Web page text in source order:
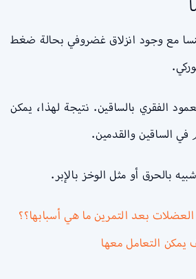
مع وجود انزلاق غضروفي بحالة ضغط
الفقري بالساقين. نتيجة لهذا، يمكن
في الساقين والقدمين.
بالحرق أو مثل الوخز بالإبر.
بعد التمرين ما هي أسبابها؟؟
يمكن التعامل معها